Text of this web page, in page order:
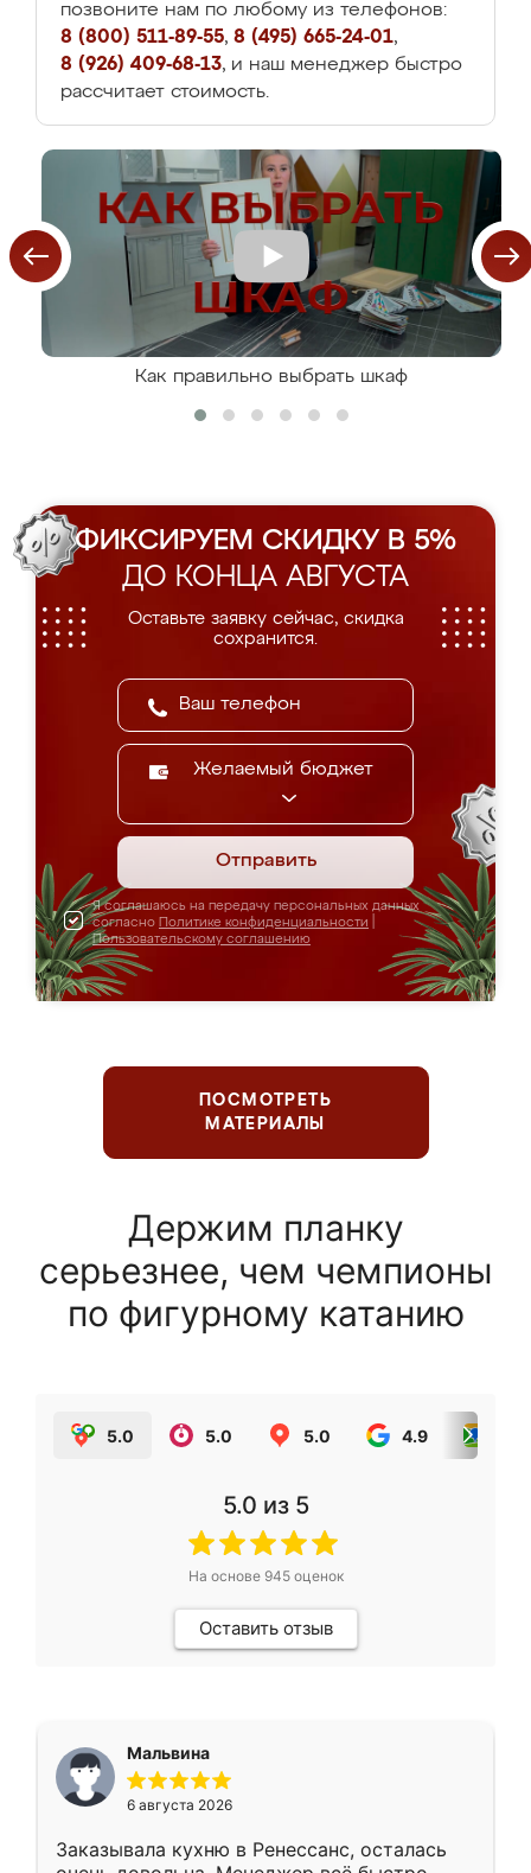
позвоните нам по любому из телефонов:
8 (800) 511-89-55, 8 (495) 665-24-01,
8 (926) 409-68-13, и наш менеджер быстро
рассчитает стоимость.
Как правильно выбрать шкаф
ФИКСИРУЕМ СКИДКУ В 5%
ДО КОНЦА АВГУСТА
Оставьте заявку сейчас, скидка
сохранится.
Желаемый бюджет
Отправить
Я соглашаюсь на передачу персональных данных
согласно Политике конфиденциальности
Пользовательскому соглашению
ПОСМОТРЕТЬ
МАТЕРИАЛЫ
Держим планку
серьезнее, чем чемпионы
по фигурному катанию
5.0 5.0 5.0 4.9
5.0 из 5
На основе 945оценок
Оставить отзыв
Мальвина
6 августа 2026
Заказывала кухню в Ренессанс, осталась